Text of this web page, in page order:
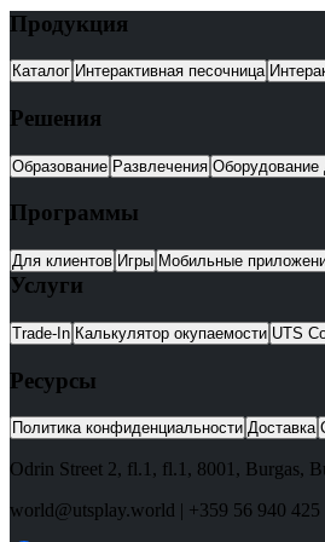
Продукция
Каталог Интерактивная песочница
Решения
Образование Развлечения Оборудование
Программы
Для клиентов Игры Мобильные
Услуги
Trade-In Калькулятор окупаемости UTS
Ресурсы
Политика конфиденциальности Доставка
Odrin Street 2, fl.1 , fl.1, 8001 , Burgas,
world@utsplay.world | +359 56 940 425